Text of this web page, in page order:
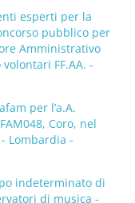
esperti per la
pubblico per
Amministrativo
FF.AA. -
per l’a.A.
Coro, nel
Lombardia -
indeterminato di
di musica -